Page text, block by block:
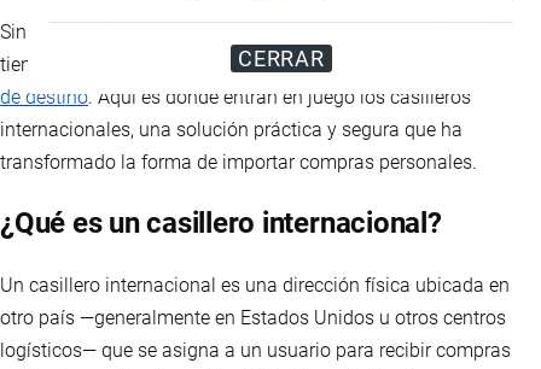
CERRAR
Sin embargo, una de las principales dudas al comprar en
tiendas extranjeras es cómo recibir esos productos en el
de destino. Aquí es donde entran en juego los casilleros
internacionales, una solución práctica y segura que ha
transformado la forma de importar compras personales.
¿Qué es un casillero internacional?
Un casillero internacional es una dirección física ubicada en
otro país —generalmente en Estados Unidos u otros centros
logísticos— que se asigna a un usuario para recibir compras